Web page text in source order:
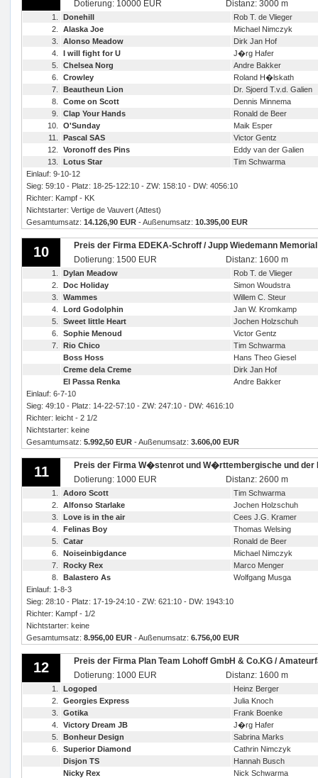
Dotierung: 10000 EUR Distanz: 3000 m
1. Donehill
Rob T. de Vlieger
2.
Alaska Joe
Michael Nimczyk
3.
Alonso Meadow
Dirk Jan Hof
4.
I will fight for U
J�rg Hafer
5.
Chelsea Norg
Andre Bakker
6.
Crowley
Roland H�lskath
7.
Beautheun Lion
Dr. Sjoerd T.v.d. Galien
8.
Come on Scott
Dennis Minnema
9.
Clap Your Hands
Ronald de Beer
10.
O'Sunday
Maik Esper
11.
Pascal SAS
Victor Gentz
12.
Voronoff des Pins
Eddy van der Galien
13.
Lotus Star
Tim Schwarma
Einlauf: 9-10-12
Sieg: 59:10 - Platz: 18-25-122:10 - ZW: 158:10 - DW: 4056:10
Richter: Kampf - KK
Nichtstarter: Vertige de Vauvert (Attest)
Gesamtumsatz: 14.126,90 EUR - Außenumsatz: 10.395,00 EUR
10
Preis der Firma EDEKA-Schroff / Jupp Wiedemann Memorial
Dotierung: 1500 EUR
Distanz: 1600 m
1. Dylan Meadow
Rob T. de Vlieger
2.
Doc Holiday
Simon Woudstra
3.
Wammes
Willem C. Steur
4.
Lord Godolphin
Jan W. Kromkamp
5.
Sweet little Heart
Jochen Holzschuh
6.
Sophie Menoud
Victor Gentz
7.
Rio Chico
Tim Schwarma
Boss Hoss
Hans Theo Giesel
Creme dela Creme
Dirk Jan Hof
El Passa Renka
Andre Bakker
Einlauf: 6-7-10
Sieg: 49:10 - Platz: 14-22-57:10 - ZW: 247:10 - DW: 4616:10
Richter: leicht - 2 1/2
Nichtstarter: keine
Gesamtumsatz: 5.992,50 EUR - Außenumsatz: 3.606,00 EUR
11
Preis der Firma W�stenrot und W�rttembergische und
Dotierung: 1000 EUR
Distanz: 2600 m
1. Adoro Scott
Tim Schwarma
2.
Alfonso Starlake
Jochen Holzschuh
3.
Love is in the air
Cees J.G. Kramer
4.
Felinas Boy
Thomas Welsing
5.
Catar
Ronald de Beer
6.
Noiseinbigdance
Michael Nimczyk
7.
Rocky Rex
Marco Menger
8.
Balastero As
Wolfgang Musga
Einlauf: 1-8-3
Sieg: 28:10 - Platz: 17-19-24:10 - ZW: 621:10 - DW: 1943:10
Richter: Kampf - 1/2
Nichtstarter: keine
Gesamtumsatz: 8.956,00 EUR - Außenumsatz: 6.756,00 EUR
12
Preis der Firma Plan Team Lohoff GmbH & Co.KG /
Dotierung: 1000 EUR
Distanz: 1600 m
1. Logoped
Heinz Berger
2.
Georgies Express
Julia Knoch
3.
Gotika
Frank Boenke
4.
Victory Dream JB
J�rg Hafer
5.
Bonheur Design
Sabrina Marks
6.
Superior Diamond
Cathrin Nimczyk
Disjon TS
Hannah Busch
Nicky Rex
Nick Schwarma